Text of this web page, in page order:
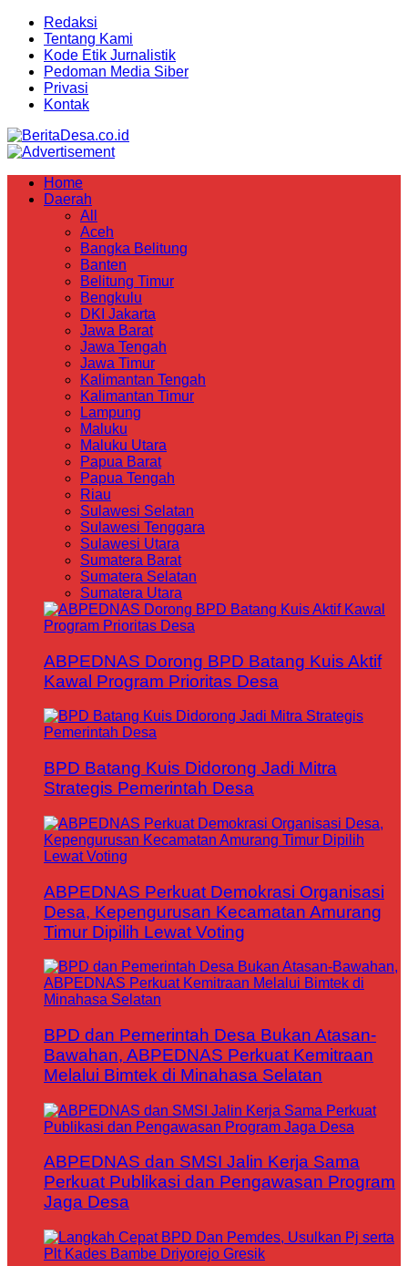
Redaksi
Tentang Kami
Kode Etik Jurnalistik
Pedoman Media Siber
Privasi
Kontak
Home
Daerah
All
Aceh
Bangka Belitung
Banten
Belitung Timur
Bengkulu
DKI Jakarta
Jawa Barat
Jawa Tengah
Jawa Timur
Kalimantan Tengah
Kalimantan Timur
Lampung
Maluku
Maluku Utara
Papua Barat
Papua Tengah
Riau
Sulawesi Selatan
Sulawesi Tenggara
Sulawesi Utara
Sumatera Barat
Sumatera Selatan
Sumatera Utara
ABPEDNAS Dorong BPD Batang Kuis Aktif
Kawal Program Prioritas Desa
BPD Batang Kuis Didorong Jadi Mitra
Strategis Pemerintah Desa
ABPEDNAS Perkuat Demokrasi Organisasi
Desa, Kepengurusan Kecamatan Amurang
Timur Dipilih Lewat Voting
BPD dan Pemerintah Desa Bukan Atasan-
Bawahan, ABPEDNAS Perkuat Kemitraan
Melalui Bimtek di Minahasa Selatan
ABPEDNAS dan SMSI Jalin Kerja Sama
Perkuat Publikasi dan Pengawasan Program
Jaga Desa